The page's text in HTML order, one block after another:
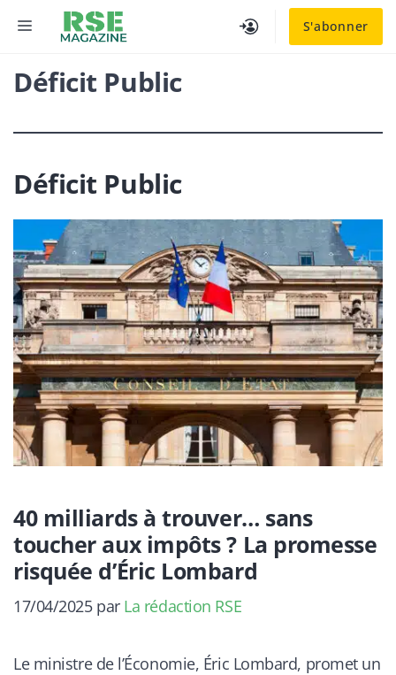
S'abonner
MENU
Déficit Public
Déficit Public
40 milliards à trouver… sans
toucher aux impôts ? La promesse
risquée d’Éric Lombard
17/04/2025 par La rédaction RSE
Le ministre de l’Économie, Éric Lombard, promet un